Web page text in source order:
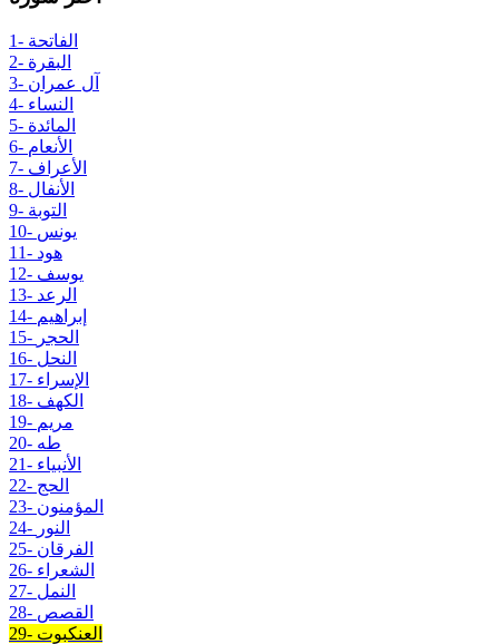
1- الفاتحة
2- البقرة
3- آل عمران
4- النساء
5- المائدة
6- الأنعام
7- الأعراف
8- الأنفال
9- التوبة
10- يونس
11- هود
12- يوسف
13- الرعد
14- إبراهيم
15- الحجر
16- النحل
17- الإسراء
18- الكهف
19- مريم
20- طه
21- الأنبياء
22- الحج
23- المؤمنون
24- النور
25- الفرقان
26- الشعراء
27- النمل
28- القصص
29- العنكبوت